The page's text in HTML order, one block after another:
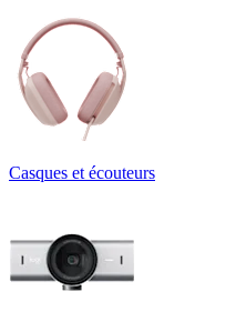
Casques et écouteurs